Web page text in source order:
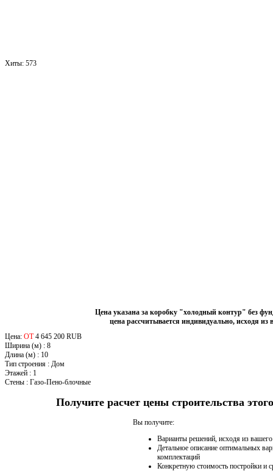
Хиты: 573
Цена указана за коробку "холодный контур" без
цена рассчитывается индивидуально, исходя из
Цена: ОТ 4 645 200 RUB
Ширина (м) : 8
Длина (м) : 10
Тип строения : Дом
Этажей : 1
Стены : Газо-Пено-блочные
Получите расчет цены строительства
Вы получите:
Варианты решений, исходя из
Детальное описание оптимальных
комплектаций
Конкретную стоимость постройки и